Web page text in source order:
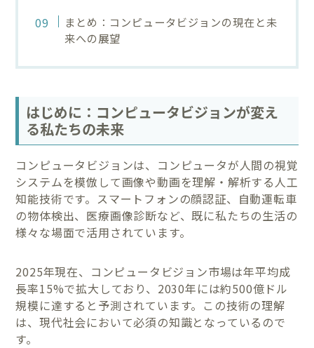
まとめ：コンピュータビジョンの現在と未
来への展望
はじめに：コンピュータビジョンが変え
る私たちの未来
コンピュータビジョンは、コンピュータが人間の視覚
システムを模倣して画像や動画を理解・解析する人工
知能技術です。スマートフォンの顔認証、自動運転車
の物体検出、医療画像診断など、既に私たちの生活の
様々な場面で活用されています。
2025年現在、コンピュータビジョン市場は年平均成
長率15%で拡大しており、2030年には約500億ドル
規模に達すると予測されています。この技術の理解
は、現代社会において必須の知識となっているので
す。